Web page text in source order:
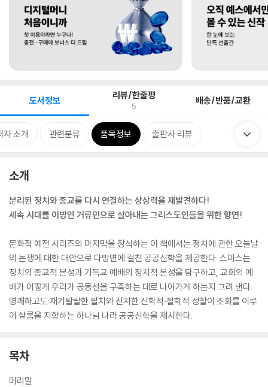
도서정보 리뷰/한줄평
5 배송/반품/교환
자 소개 관련분류 품목정보 출판사 리뷰
소개
분리된 정치와 종교를 다시 연결하는 상상력을 재발견하다!
세속 시대를 이방인 거류민으로 살아내는 그리스도인들을 위한 향연!
문화적 예전 시리즈의 마지막을 장식하는 이 책에서는 정치에 관한 오늘날
의 논쟁에 대한 대안으로 다방면에 걸친 공공신학을 제공한다. 스미스는
정치의 종교적 본성과 기독교 예배의 정치적 본성을 탐구하고, 교회의 예
배가 어떻게 우리가 공동선을 구축하는 데로 나아가게 하는지 그려 낸다.
명쾌하고도 재기발랄한 필치와 진지한 신학적·철학적 성찰이 조화를 이루
어 샬롬을 지향하는 하나님 나라 공공신학을 제시한다.
목차
머리말